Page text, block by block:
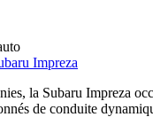
Impreza
la Subaru Impreza
de conduite